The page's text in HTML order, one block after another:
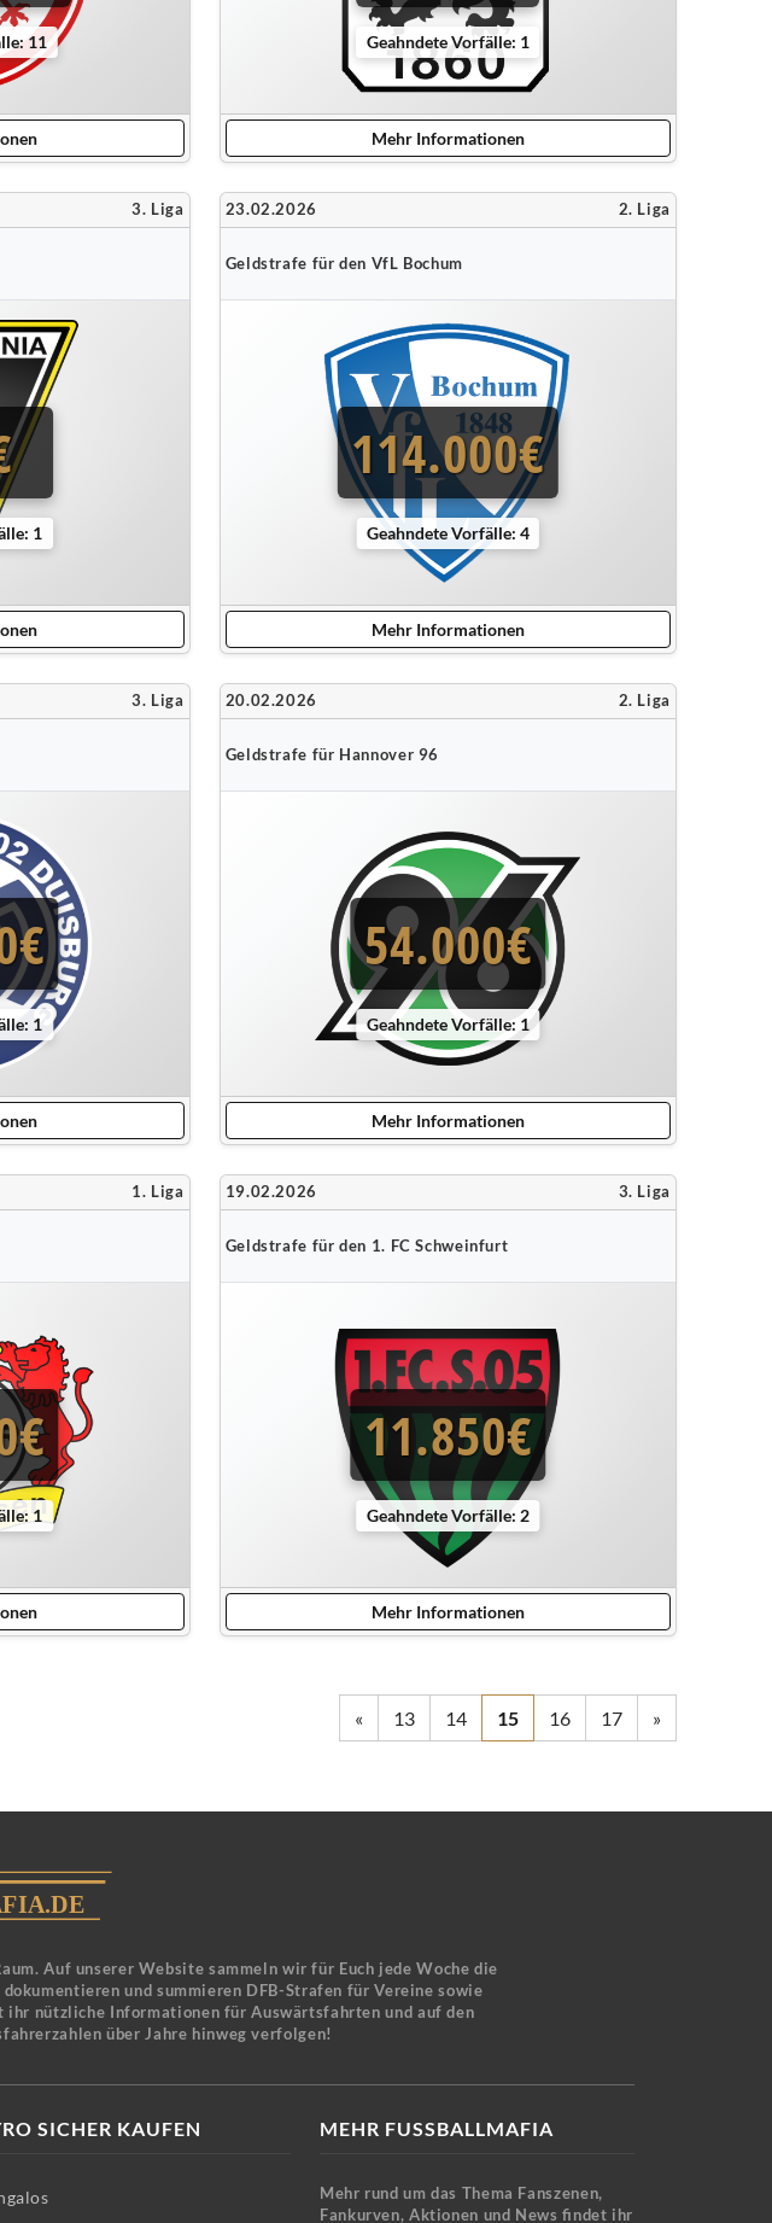
11 Geahndete Vorfälle: 1
Mehr Informationen
3. Liga
1
23.02.2026 2. Liga
Geldstrafe für den VfL Bochum
114.000€
Geahndete Vorfälle: 4
Mehr Informationen
3. Liga
1
20.02.2026 2. Liga
Geldstrafe für Hannover 96
54.000€
Geahndete Vorfälle: 1
Mehr Informationen
1. Liga
1
19.02.2026 3. Liga
Geldstrafe für den 1. FC Schweinfurt
11.850€
Geahndete Vorfälle: 2
Mehr Informationen
« 13 14 15 16 17 »
Auf unserer Website sammeln wir für Euch jede Woche die
und summieren DFB-Strafen für Vereine sowie
ihr nützliche Informationen für Auswärtsfahrten und auf den
über Jahre hinweg verfolgen!
SICHER KAUFEN MEHR FUSSBALLMAFIA
Mehr rund um das Thema Fanszenen,
Fankurven, Aktionen und News findet ihr